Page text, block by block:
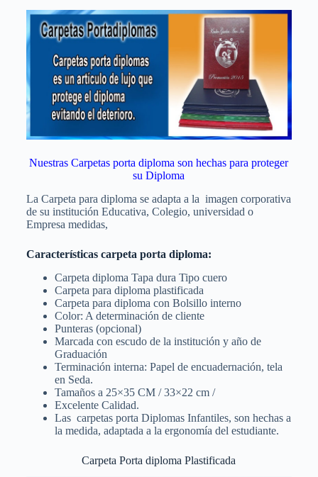
Nuestras Carpetas porta diploma son hechas para proteger
su Diploma
La Carpeta para diploma se adapta a la imagen corporativa
de su institución Educativa, Colegio, universidad o
Empresa medidas,
Características carpeta porta diploma:
Carpeta diploma Tapa dura Tipo cuero
Carpeta para diploma plastificada
Carpeta para diploma con Bolsillo interno
Color: A determinación de cliente
Punteras (opcional)
Marcada con escudo de la institución y año de
Graduación
Terminación interna: Papel de encuadernación, tela
en Seda.
Tamaños a 25×35 CM / 33×22 cm /
Excelente Calidad.
Las carpetas porta Diplomas Infantiles, son hechas a
la medida, adaptada a la ergonomía del estudiante.
Carpeta Porta diploma Plastificada